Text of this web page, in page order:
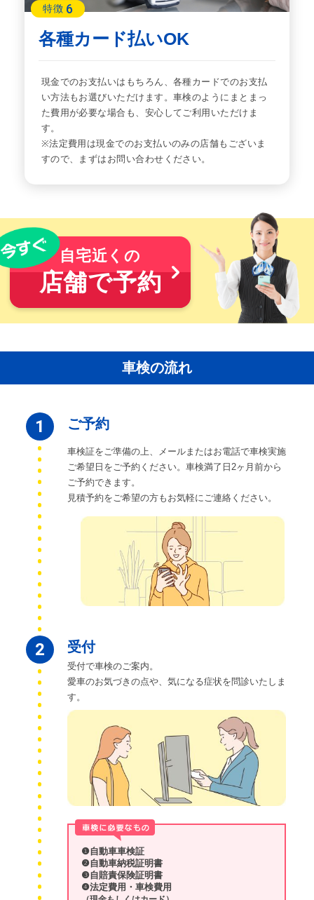
特徴 6
各種カード払いOK
現金でのお支払いはもちろん、各種カードでのお支払
い方法もお選びいただけます。車検のようにまとまっ
た費用が必要な場合も、安心してご利用いただけま
す。
※法定費用は現金でのお支払いのみの店舗もございま
すので、まずはお問い合わせください。
自宅近くの
店舗で予約
車検の流れ
1 ご予約
車検証をご準備の上、メールまたはお電話で車検実施
ご希望日をご予約ください。車検満了日2ヶ月前から
ご予約できます。
見積予約をご希望の方もお気軽にご連絡ください。
2 受付
受付で車検のご案内。
愛車のお気づきの点や、気になる症状を問診いたしま
す。
❶自動車車検証
❷自動車納税証明書
❸自賠責保険証明書
❹法定費用・車検費用